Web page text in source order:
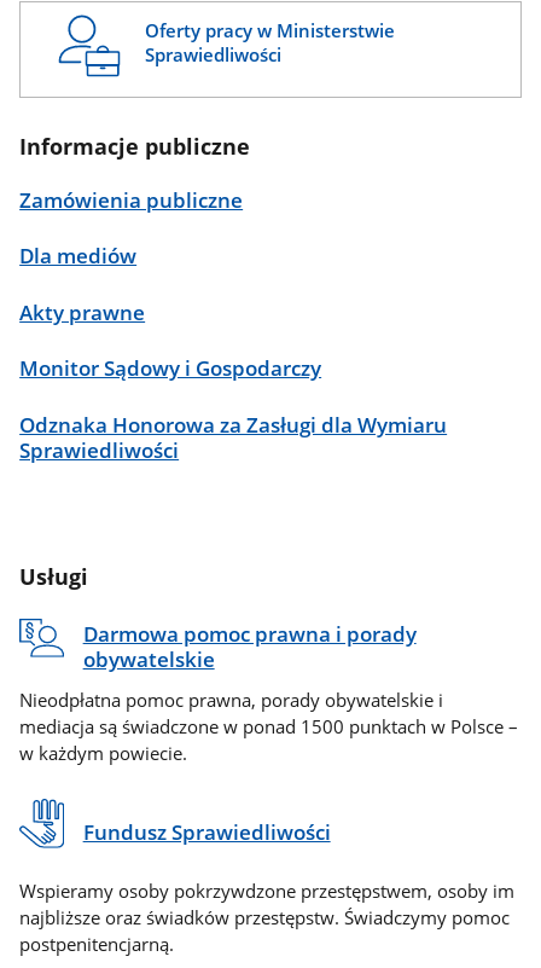
Oferty pracy w Ministerstwie
Sprawiedliwości
Informacje publiczne
Zamówienia publiczne
Dla mediów
Akty prawne
Monitor Sądowy i Gospodarczy
Odznaka Honorowa za Zasługi dla Wymiaru
Sprawiedliwości
Usługi
Darmowa pomoc prawna i porady
obywatelskie
Nieodpłatna pomoc prawna, porady obywatelskie i
mediacja są świadczone w ponad 1500 punktach w Polsce –
w każdym powiecie.
Fundusz Sprawiedliwości
Wspieramy osoby pokrzywdzone przestępstwem, osoby im
najbliższe oraz świadków przestępstw. Świadczymy pomoc
postpenitencjarną.